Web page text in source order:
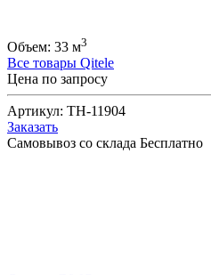
Объем: 33 м3
Все товары Qitele
Цена по запросу
Артикул: TH-11904
Заказать
Самовывоз со склада Бесплатно